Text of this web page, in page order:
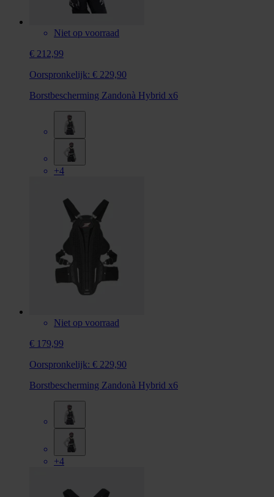
Niet op voorraad
€ 212,99
Oorspronkelijk: € 229,90
Borstbescherming Zandonà Hybrid x6
+4
Niet op voorraad
€ 179,99
Oorspronkelijk: € 229,90
Borstbescherming Zandonà Hybrid x6
+4